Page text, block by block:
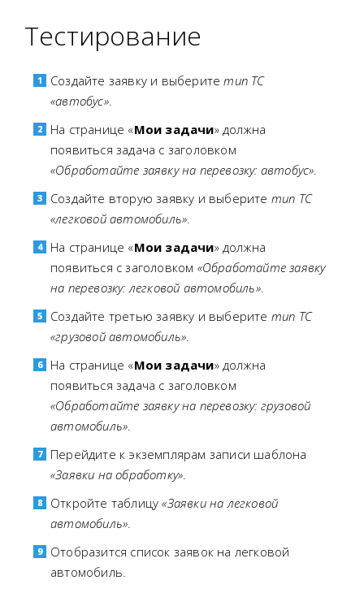
Тестирование
Создайте заявку и выберитетип ТС
«автобус».
На странице «Мои задачи» должна
появиться задача с заголовком
«Обработайте заявку на перевозку: автобус»
Создайте вторую заявку и выберите тип ТС
«легковой автомобиль»
На странице «Мои задачи» должна
появиться с заголовком «Обработайте заявку
на перевозку: легковой автомобиль».
Создайте третью заявку и выберите тип ТС
«грузовой автомобиль»
На странице «Мои задачи» должна
появиться задача с заголовком
«Обработайте заявку на перевозку: грузовой
автомобиль»
Перейдите к экземплярам записи шаблона
«Заявки на обработку»
Откройте таблицу«Заявки на легковой
автомобиль»
Отобразится список заявок на легковой
автомобиль.